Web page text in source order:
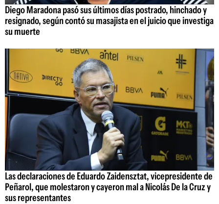
Diego Maradona pasó sus últimos días postrado, hinchado y
resignado, según contó su masajista en el juicio que investiga
su muerte
Las declaraciones de Eduardo Zaidensztat, vicepresidente de
Peñarol, que molestaron y cayeron mal a Nicolás De la Cruz y
sus representantes